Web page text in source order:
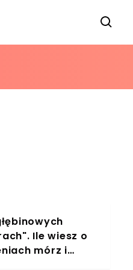
Ile wiesz o
mórz i